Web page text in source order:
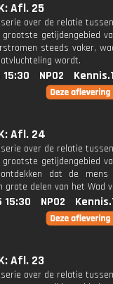
Afl. 25
over de relatie
getijdengebied
steeds vaker,
wordt.
NPO2
Afl. 24
over de relatie
getijdengebied
ontdekken dat de
grote delen van het Wad
15:30 NPO2
Afl. 23
over de relatie